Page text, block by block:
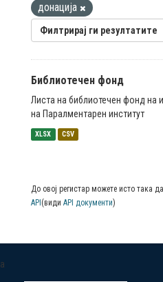
донација
Филтрирај ги резултатите
Библиотечен фонд
Листа на библиотечен фонд на
на Паралментарен институт
XLSX CSV
До овој регистар можете исто така
API (види API документи)
a